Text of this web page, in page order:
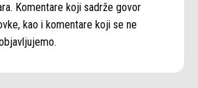
Komentare koji sadrže govor
kao i komentare koji se ne